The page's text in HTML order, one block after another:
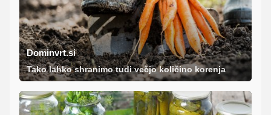
Dominvrt.si
Tako lahko shranimo tudi večjo količino korenja